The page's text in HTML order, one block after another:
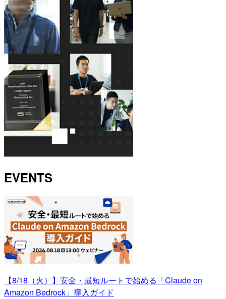
EVENTS
【8/18（火）】安全・最短ルートで始める「Claude on
Amazon Bedrock」導入ガイド